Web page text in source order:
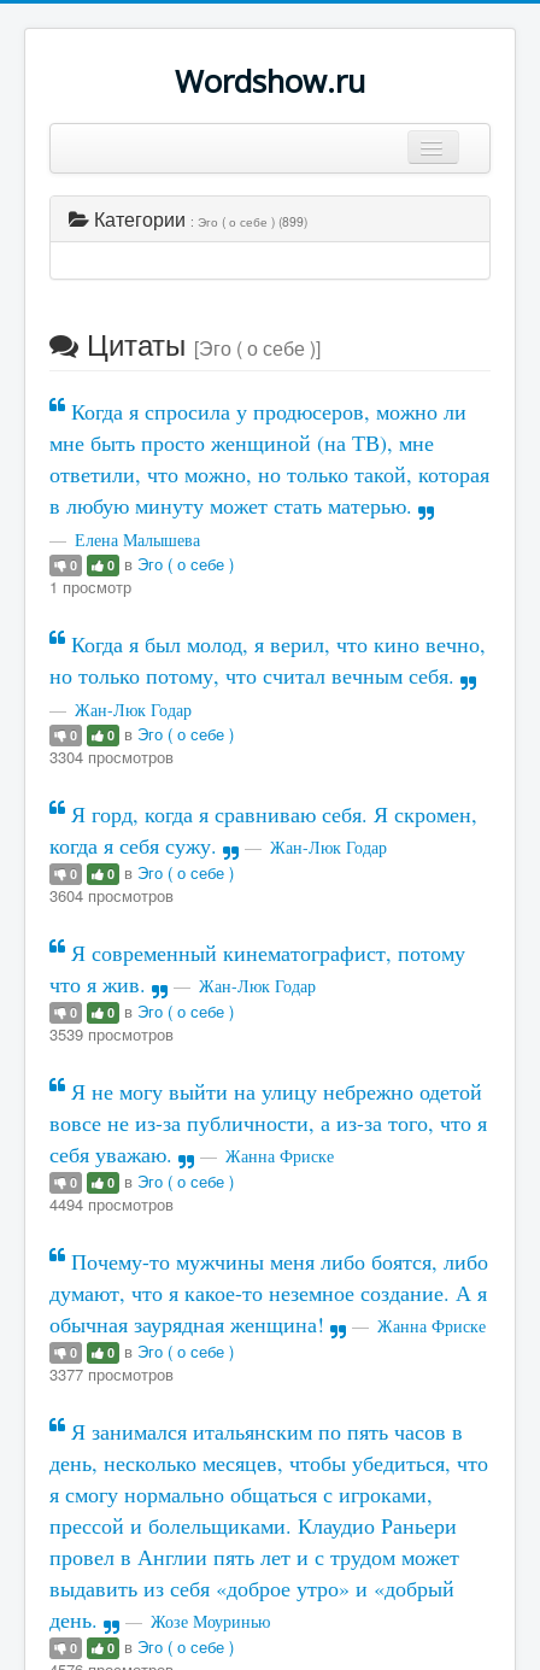
Wordshow.ru
Популярные цитаты
Авторы
Категории : Эго ( о себе ) (899)
Цитаты [Эго ( о себе )]
Когда я спросила у продюсеров, можно ли
мне быть просто женщиной (на ТВ), мне
ответили, что можно, но только такой, которая
в любую минуту может стать матерью.
Елена Малышева
0 0 в Эго ( о себе )
1 просмотр
Когда я был молод, я верил, что кино вечно,
но только потому, что считал вечным себя.
Жан-Люк Годар
0 0 в Эго ( о себе )
3304 просмотров
Я горд, когда я сравниваю себя. Я скромен,
когда я себя сужу.
Жан-Люк Годар
0 0 в Эго ( о себе )
3604 просмотров
Я современный кинематографист, потому
что я жив.
Жан-Люк Годар
0 0 в Эго ( о себе )
3539 просмотров
Я не могу выйти на улицу небрежно одетой
вовсе не из-за публичности, а из-за того, что я
себя уважаю.
Жанна Фриске
0 0 в Эго ( о себе )
4494 просмотров
Почему-то мужчины меня либо боятся, либо
думают, что я какое-то неземное создание. А я
обычная заурядная женщина!
Жанна Фриске
0 0 в Эго ( о себе )
3377 просмотров
Я занимался итальянским по пять часов в
день, несколько месяцев, чтобы убедиться, что
я смогу нормально общаться с игроками,
прессой и болельщиками. Клаудио Раньери
провел в Англии пять лет и с трудом может
выдавить из себя «доброе утро» и «добрый
день.
Жозе Моуринью
0 0 в Эго ( о себе )